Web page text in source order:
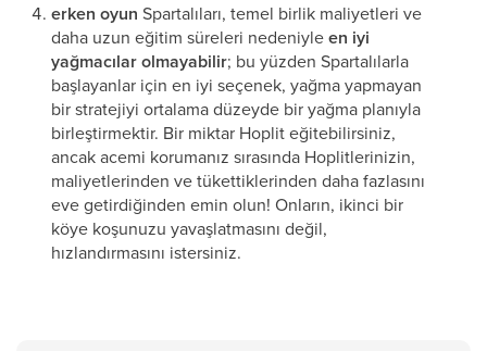
erken oyun Spartalıları, temel birlik maliyetleri ve
daha uzun eğitim süreleri nedeniyleen iyi
yağmacılar olmayabilir; bu yüzden Spartalılarla
başlayanlar için en iyi seçenek, yağma yapmayan
bir stratejiyi ortalama düzeyde bir yağma planıyla
birleştirmektir. Bir miktar Hoplit eğitebilirsiniz,
ancak acemi korumanız sırasında Hoplitlerinizin,
maliyetlerinden ve tükettiklerinden daha fazlasını
eve getirdiğinden emin olun! Onların, ikinci bir
köye koşunuzu yavaşlatmasını değil,
hızlandırmasını istersiniz.